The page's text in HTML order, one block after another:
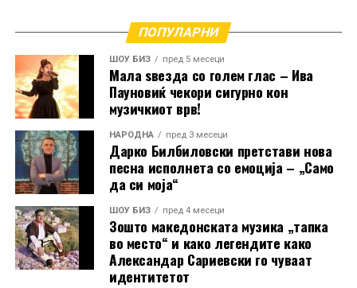
ПОПУЛАРНИ
ШОУ БИЗ пред 5 месеци
Мала ѕвезда со голем глас – Ива
Пауновиќ чекори сигурно кон
музичкиот врв!
НАРОДНА пред 3 месеци
Дарко Билбиловски претстави нова
песна исполнета со емоција – „Само
да си моја“
ШОУ БИЗ пред 4 месеци
Зошто македонската музика „тапка
во место“ и како легендите како
Александар Сариевски го чуваат
идентитетот